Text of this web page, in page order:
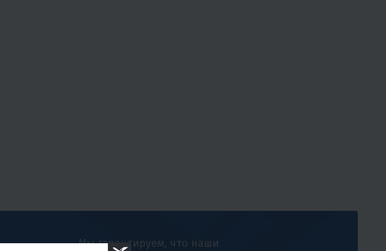
Мы гарантируем, что наши